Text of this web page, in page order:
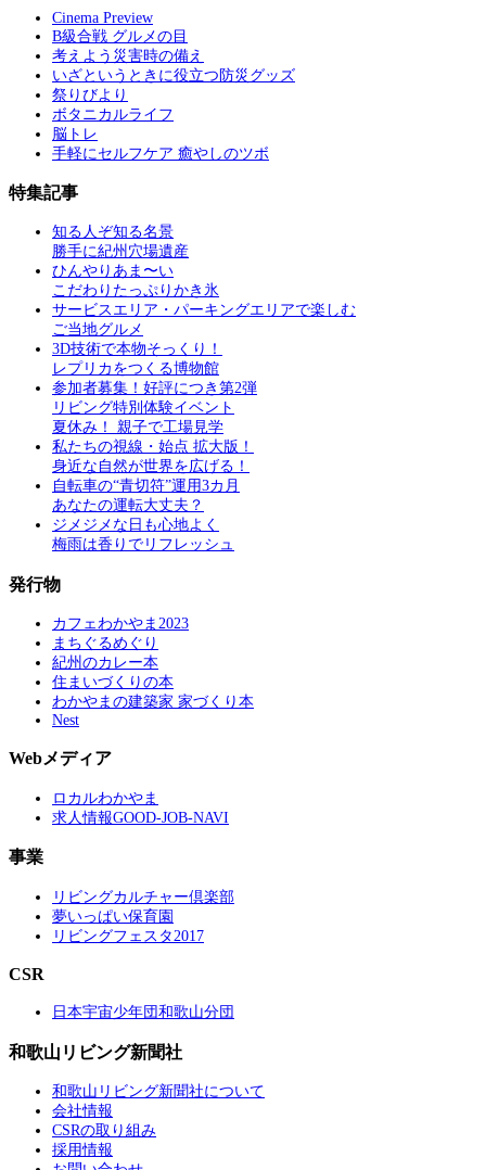
Cinema Preview
B級合戦 グルメの目
考えよう災害時の備え
いざというときに役立つ防災グッズ
祭りびより
ボタニカルライフ
脳トレ
手軽にセルフケア 癒やしのツボ
特集記事
知る人ぞ知る名景
勝手に紀州穴場遺産
ひんやりあま〜い
こだわりたっぷりかき氷
サービスエリア・パーキングエリアで楽しむ
ご当地グルメ
3D技術で本物そっくり！
レプリカをつくる博物館
参加者募集！好評につき第2弾
リビング特別体験イベント
夏休み！ 親子で工場見学
私たちの視線・始点 拡大版！
身近な自然が世界を広げる！
自転車の“青切符”運用3カ月
あなたの運転大丈夫？
ジメジメな日も心地よく
梅雨は香りでリフレッシュ
発行物
カフェわかやま2023
まちぐるめぐり
紀州のカレー本
住まいづくりの本
わかやまの建築家 家づくり本
Nest
Webメディア
ロカルわかやま
求人情報GOOD-JOB-NAVI
事業
リビングカルチャー倶楽部
夢いっぱい保育園
リビングフェスタ2017
CSR
日本宇宙少年団和歌山分団
和歌山リビング新聞社
和歌山リビング新聞社について
会社情報
CSRの取り組み
採用情報